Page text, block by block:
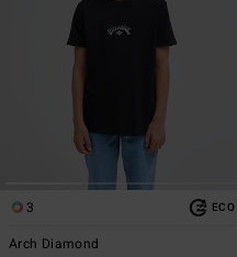
3 ECO
Arch Diamond